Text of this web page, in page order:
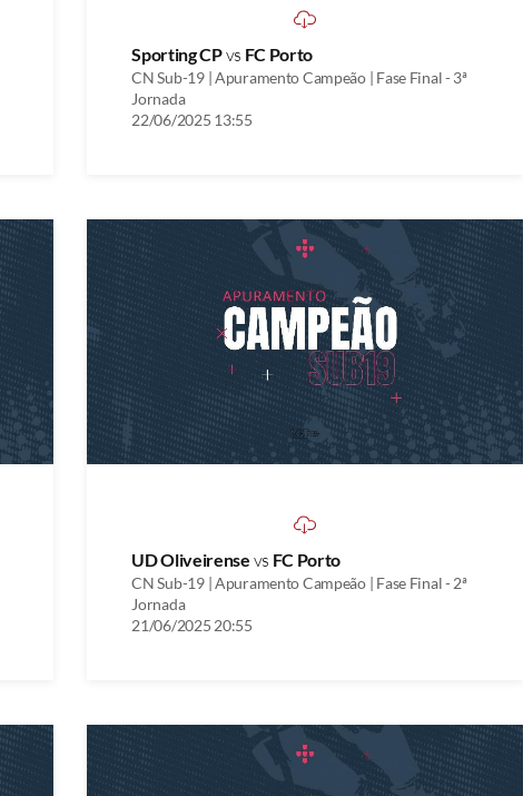
Sporting CPvs FC Porto
CN Sub-19 | Apuramento Campeão | Fase Final - 3ª
Jornada
22/06/2025 13:55
UD Oliveirense vs FC Porto
CN Sub-19 | Apuramento Campeão | Fase Final - 2ª
Jornada
21/06/2025 20:55